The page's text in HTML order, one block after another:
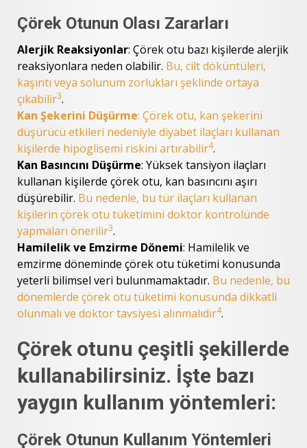
Çörek Otunun Olası Zararları
Alerjik Reaksiyonlar: Çörek otu bazı kişilerde alerjik
reaksiyonlara neden olabilir. Bu, cilt döküntüleri,
kaşıntı veya solunum zorlukları şeklinde ortaya
çıkabilir3.
Kan Şekerini Düşürme: Çörek otu, kan şekerini
düşürücü etkileri nedeniyle diyabet ilaçları kullanan
kişilerde hipoglisemi riskini artırabilir4.
Kan Basıncını Düşürme: Yüksek tansiyon ilaçları
kullanan kişilerde çörek otu, kan basıncını aşırı
düşürebilir. Bu nedenle, bu tür ilaçları kullanan
kişilerin çörek otu tüketimini doktor kontrolünde
yapmaları önerilir3.
Hamilelik ve Emzirme Dönemi: Hamilelik ve
emzirme döneminde çörek otu tüketimi konusunda
yeterli bilimsel veri bulunmamaktadır. Bu nedenle, bu
dönemlerde çörek otu tüketimi konusunda dikkatli
olunmalı ve doktor tavsiyesi alınmalıdır4.
Çörek otunu çeşitli şekillerde
kullanabilirsiniz. İşte bazı
yaygın kullanım yöntemleri:
Çörek Otunun Kullanım Yöntemleri